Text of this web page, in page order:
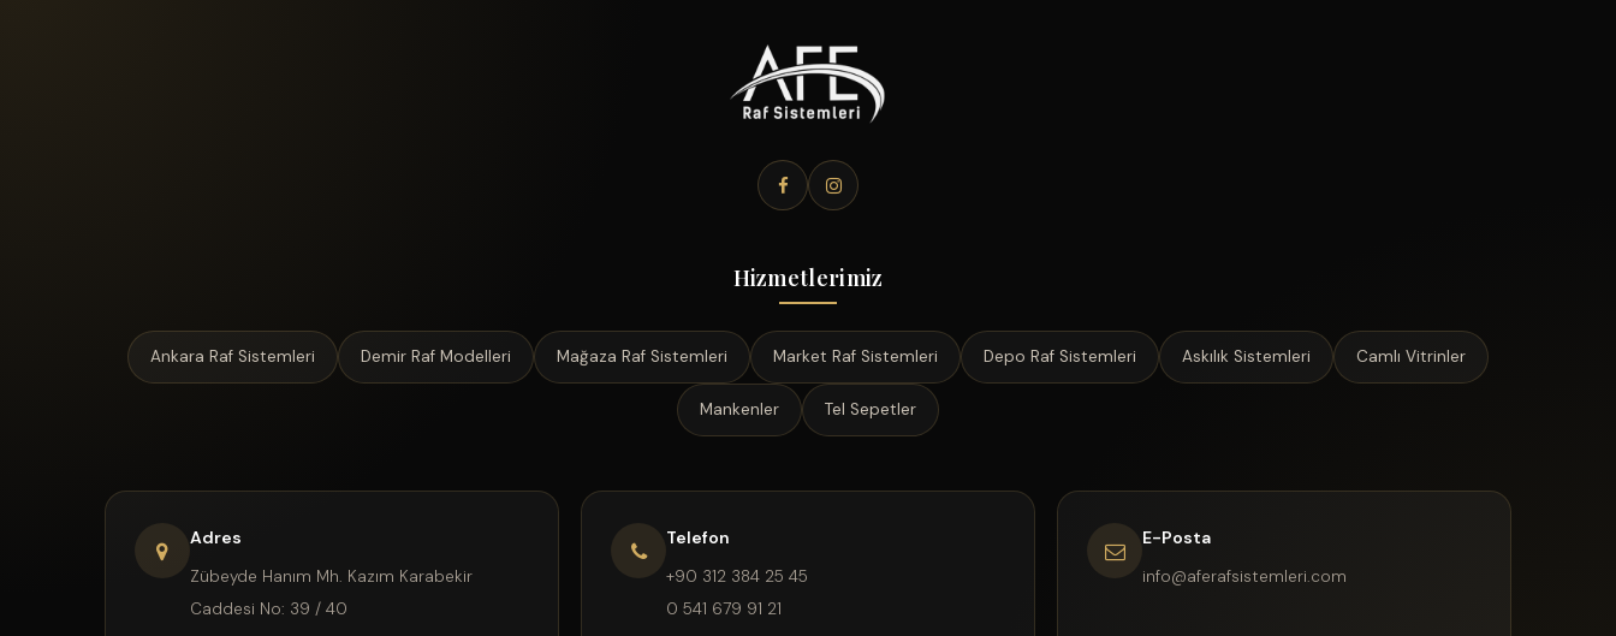
Hizmetlerimiz
Ankara Raf Sistemleri Demir Raf Modelleri Mağaza Raf Sistemleri Market Raf Sistemleri Depo Raf Sistemleri Askılık Sistemleri Camlı Vitrinler
Mankenler Tel Sepetler
Adres
Zübeyde Hanım Mh. Kazım Karabekir
Caddesi No: 39 / 40
Telefon
+90 312 384 25 45
0 541 679 91 21
E-Posta
info@aferafsistemleri.com